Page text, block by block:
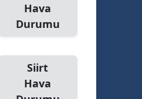
Hava
Durumu
Siirt
Hava